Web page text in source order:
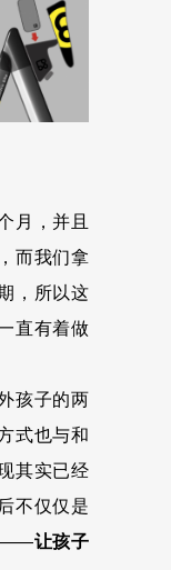
月，并且
而我们拿
，所以这
直有着做
孩子的两
式也与和
其实已经
不仅仅是
——让孩子